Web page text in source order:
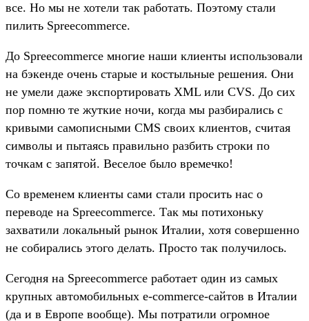
все. Но мы не хотели так работать. Поэтому стали
пилить Spreecommerce.
До Spreecommerce многие наши клиенты использовали
на бэкенде очень старые и костыльные решения. Они
не умели даже экспортировать XML или CVS. До сих
пор помню те жуткие ночи, когда мы разбирались с
кривыми самописными CMS своих клиентов, считая
символы и пытаясь правильно разбить строки по
точкам с запятой. Веселое было времечко!
Со временем клиенты сами стали просить нас о
переводе на Spreecommerce. Так мы потихоньку
захватили локальный рынок Италии, хотя совершенно
не собирались этого делать. Просто так получилось.
Сегодня на Spreecommerce работает один из самых
крупных автомобильных e-commerce-сайтов в Италии
(да и в Европе вообще). Мы потратили огромное